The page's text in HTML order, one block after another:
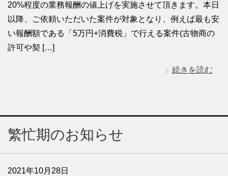
20%程度の業務報酬の値上げを実施させて頂きます。本日
以降、ご依頼いただいた案件が対象となり、例えば最も安
い報酬額である「5万円+消費税」で行える案件(古物商の
許可や契 […]
続きを読む
繁忙期のお知らせ
2021年10月28日